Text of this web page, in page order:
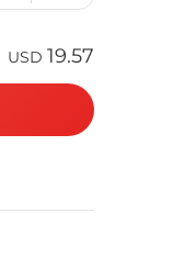
USD 19.57